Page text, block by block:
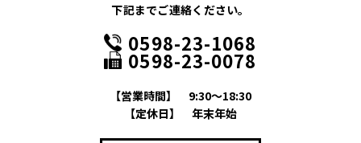
下記までご連絡ください。
0598-23-1068
0598-23-0078
【営業時間】
9:30～18:30
【定休日】
年末年始